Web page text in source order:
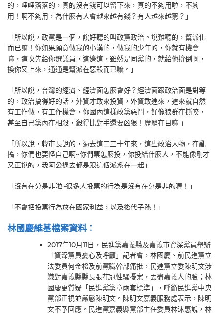
的，哩哩落落的，真的沒有錢可以留下來，真的不夠用啦，不夠
用！啊不夠用，為什麼有人會越來越有錢？有人越來越窮？」
「所以說，政黨是一個，說好聽的叫政黨政治。說難聽的，幫派化
而已嘛！你如果願意做我的小漢的，做我的少年的，你就有機會
嘛，這次先給你選議員，這邊這，雖然是同黨的，就給他拚倒啊，
換你又上來，通通是幫派在惡殺而已嘛。」
「所以說，台灣的經濟、經濟面怎麼會好？經濟面跟政治面是對等
的，政治搞得好的話，外資才敢來投資，外資敢進來，進來就自然
有工作做，有工作機會，你國內這樣政黨惡鬥，好像狼群在撕咬，
甚至自己黨內在相殺，殺得比對手還要凶狠！歷歷在目嘛 」
「所以說，韓市長說的，過去這二三十年來，這些政治人物，在亂
搞，你們也要怪自己啊~你們票怎麼投，你投給什麼人，不能像剛才
又正說的，我阿公過去都是跟這個派系在一起」
「沒有在分是非啦~很多人投票的行為是沒有在分是非的喔！」
「不會把投票行為放在國家利益，以及後代子孫！」
林國慶維基檔案資料：
2017年10月11日，民進黨嘉義縣及嘉義市資深黨員舉辦
「資深黨員憂心及呼籲」記者會，林國慶、前民進黨立
法委員何金松及前黨職幹部痛批，民進黨立委陳明文涉
嫌對嘉義縣縣長張花冠性騷擾案，丟盡嘉義人的臉；林
國慶更質疑「民進黨黨章兩套標準」，呼籲民進黨中央
黨部正視並嚴懲陳明文。陳明文嘉義服務處表示，陳明
文不予回應。民進黨嘉義縣黨部主任委員林沐惠說，林